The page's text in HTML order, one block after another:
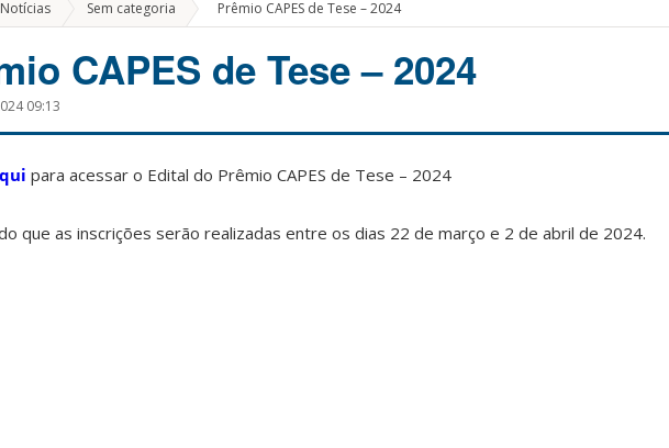
Notícias Sem categoria Prêmio CAPES de Tese – 2024
CAPES de Tese – 2024
09:13
para acessar o Edital do Prêmio CAPES de Tese – 2024
que as inscrições serão realizadas entre os dias 22 de março e 2 de abril de 2024.